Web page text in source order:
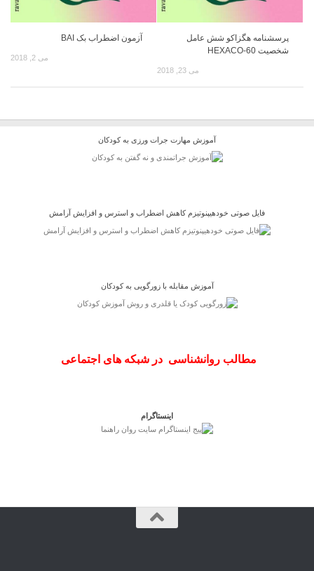
آزمون اضطراب بک BAI
می 2, 2018
پرسشنامه هگزاکو شش عامل
شخصیت HEXACO-60
می 23, 2018
آموزش مقابله با زورگویی به کودکان
فایل صوتی خودهیپنوتیزم کاهش اضطراب و استرس و افزایش آرامش
آموزش مهارت جرات ورزی به کودکان
مطالب روانشناسی در شبکه های اجتماعی
اینستاگرام